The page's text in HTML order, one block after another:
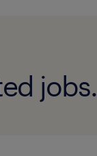
jobs.